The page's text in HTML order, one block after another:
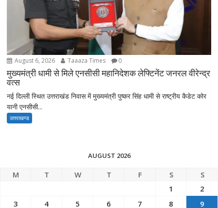
August 6, 2026 Taaaza Times 0
मुख्यमंत्री धामी से मिले एनसीसी महानिदेशक लेफ्टिनेंट जनरल वीरेन्द्र
वत्स
नई दिल्ली स्थित उत्तराखंड निवास में मुख्यमंत्री पुष्कर सिंह धामी से राष्ट्रीय कैडेट कोर
यानी एनसीसी...
उत्तराखण्ड
AUGUST 2026
M T W T F S
S
1
2
3
4 5 6 7 8
9